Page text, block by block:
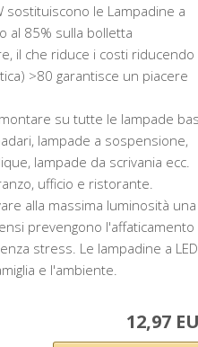
sostituiscono le Lampadine a
al 85% sulla bolletta
il che riduce i costi riducendo
>80 garantisce un piacere
montare su tutte le lampade
lampade a sospensione,
lampade da scrivania ecc.
ufficio e ristorante.
alla massima luminosità una
prevengono l'affaticamento
stress. Le lampadine a LED
e l'ambiente.
12,97